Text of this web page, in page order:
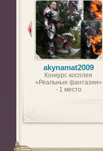
akynamat2009
Конкурс косплея
«Реальные фантазии»
- 1 место